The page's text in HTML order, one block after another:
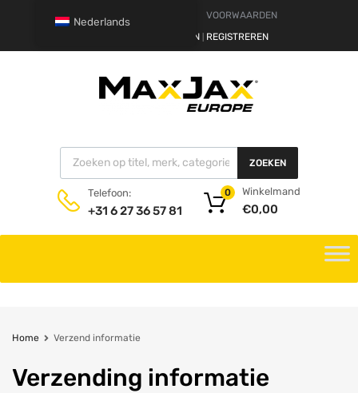
VOORWAARDEN
AANMELDEN REGISTREREN
ZOEKEN
Telefoon:
+31 6 27 36 57 81
Winkelmand
€0,00
0
Home Verzend informatie
Verzending informatie
Nederlands